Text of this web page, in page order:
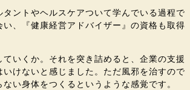
タントやヘルスケアついて学んでいる過程で
い、『健康経営アドバイザー』の資格も取得
いくか。それを突き詰めると、企業の支援
いけないと感じました。ただ風邪を治すので
い身体をつくるというような感覚です。